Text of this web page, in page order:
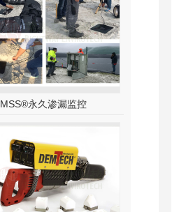
MSS®永久渗漏监控